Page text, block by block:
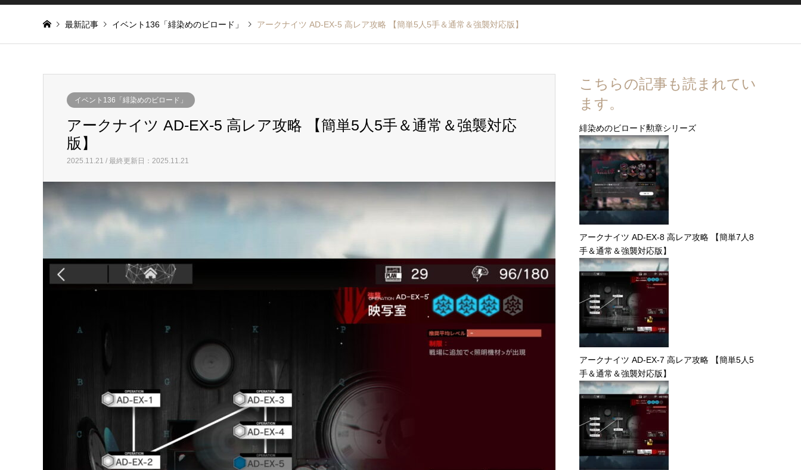
最新記事 イベント136「緋染めのビロード」 アークナイツ AD-EX-5 高レア攻略 【簡単5人5手＆通常＆強襲対応版】
イベント136「緋染めのビロード」
アークナイツ AD-EX-5 高レア攻略 【簡単5人5手＆通常＆強襲対応
版】
2025.11.21 / 最終更新日：2025.11.21
こちらの記事も読まれてい
ます。
緋染めのビロード勲章シリーズ
アークナイツ AD-EX-8 高レア攻略 【簡単7人8
手＆通常＆強襲対応版】
アークナイツ AD-EX-7 高レア攻略 【簡単5人5
手＆通常＆強襲対応版】